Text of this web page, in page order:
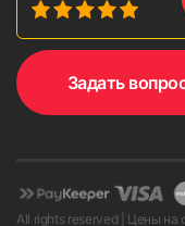
Задать
All rights reserved | Цены на